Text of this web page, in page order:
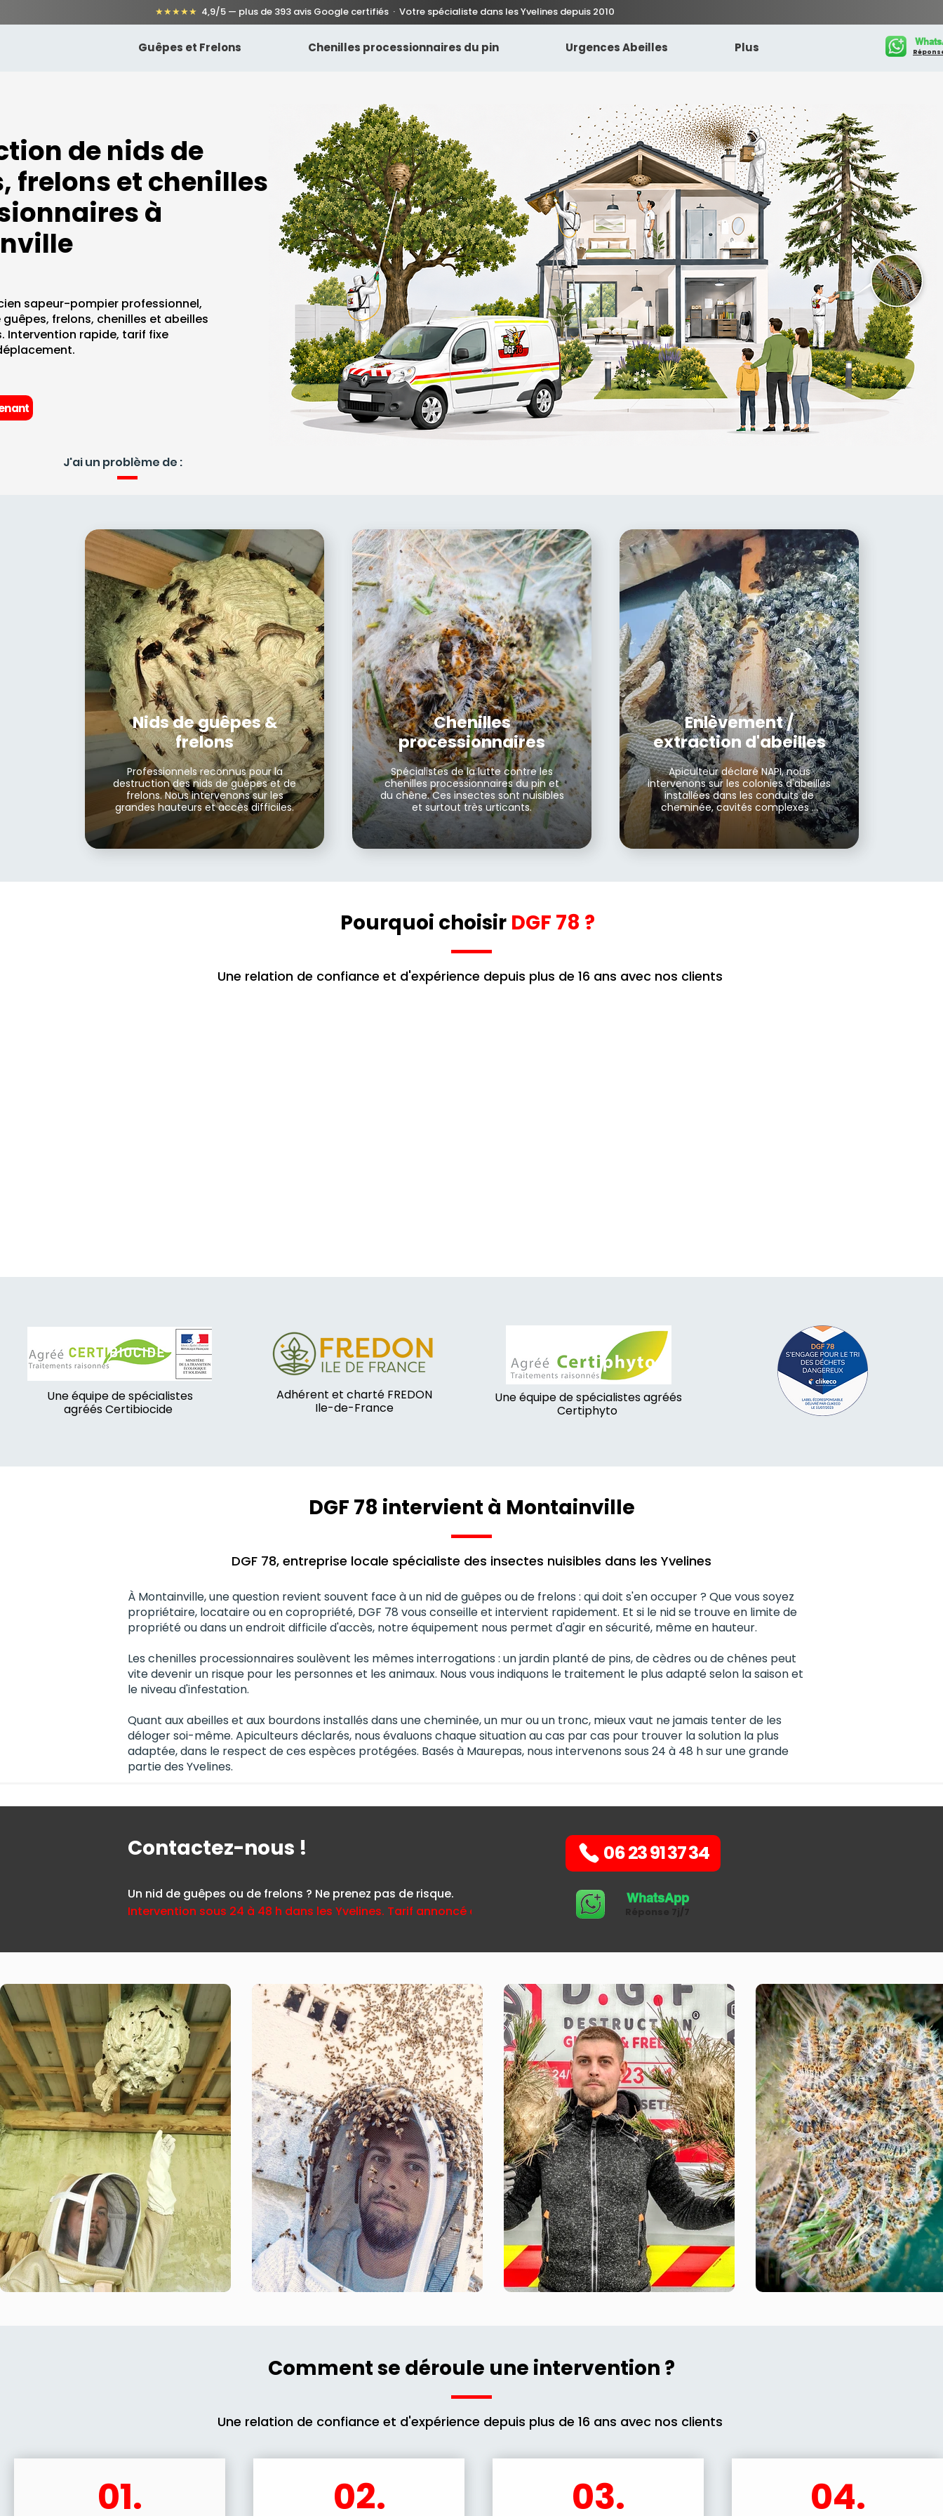
★★★★★ 4,9/5 — plus de 393 avis Google certifiés · Votre spécialiste dans les Yvelines depuis 2010
Guêpes et Frelons Chenilles processionnaires du pin Urgences Abeilles Plus
de nids de
frelons et chenilles
à
sapeur-pompier professionnel,
frelons, chenilles et abeilles
Intervention rapide, tarif fixe
J'ai un problème de :
Nids de guêpes &
frelons
Professionnels reconnus pour la
destruction des nids de guêpes et de
frelons. Nous intervenons sur les
grandes hauteurs et accès difficiles.
Chenilles
processionnaires
Spécialistes de la lutte contre les
chenilles processionnaires du pin et
du chêne. Ces insectes sont nuisibles
et surtout très urticants.
Enlèvement /
extraction d'abeilles
Apiculteur déclaré NAPI, nous
intervenons sur les colonies d'abeilles
installées dans les conduits de
cheminée, cavités complexes ...
Pourquoi choisir DGF 78 ?
Une relation de confiance et d'expérience depuis plus de 16 ans avec nos clients
Une équipe de spécialistes
agréés Certibiocide
Adhérent et charté FREDON
Ile-de-France
Une équipe de spécialistes agréés
Certiphyto
DGF 78 intervient à Montainville
DGF 78, entreprise locale spécialiste des insectes nuisibles dans les Yvelines
À Montainville, une question revient souvent face à un nid de guêpes ou de frelons : qui doit s'en occuper ? Que vous soyez
propriétaire, locataire ou en copropriété, DGF 78 vous conseille et intervient rapidement. Et si le nid se trouve en limite de
propriété ou dans un endroit difficile d'accès, notre équipement nous permet d'agir en sécurité, même en hauteur.
Les chenilles processionnaires soulèvent les mêmes interrogations : un jardin planté de pins, de cèdres ou de chênes peut
vite devenir un risque pour les personnes et les animaux. Nous vous indiquons le traitement le plus adapté selon la saison et
le niveau d'infestation.
Quant aux abeilles et aux bourdons installés dans une cheminée, un mur ou un tronc, mieux vaut ne jamais tenter de les
déloger soi-même. Apiculteurs déclarés, nous évaluons chaque situation au cas par cas pour trouver la solution la plus
adaptée, dans le respect de ces espèces protégées. Basés à Maurepas, nous intervenons sous 24 à 48 h sur une grande
partie des Yvelines.
Contactez-nous !
Un nid de guêpes ou de frelons ? Ne prenez pas de risque.
Intervention sous 24 à 48 h dans les Yvelines. Tarif annoncé avant déplacement.
06 23 91 37 34
WhatsApp
Comment se déroule une intervention ?
Une relation de confiance et d'expérience depuis plus de 16 ans avec nos clients
01. 02. 03. 04.